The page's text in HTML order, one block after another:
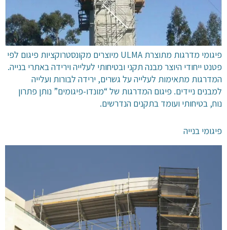
פיגומי מדרגות מתוצרת ULMA מיוצרים מקונסטרוקציות פיגום לפי
פטנט ייחודי היוצר מבנה תקני ובטיחותי לעלייה וירידה באתרי בנייה.
המדרגות מתאימות לעלייה על גשרים, ירידה לבורות ועלייה
למבנים ניידים. פיגום המדרגות של “מונדו-פיגומים” נותן פתרון
נוח, בטיחותי ועומד בתקנים הנדרשים.
פיגומי בנייה